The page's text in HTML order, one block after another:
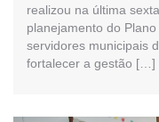
realizou na última
planejamento do
servidores municipais
fortalecer a gestão […]